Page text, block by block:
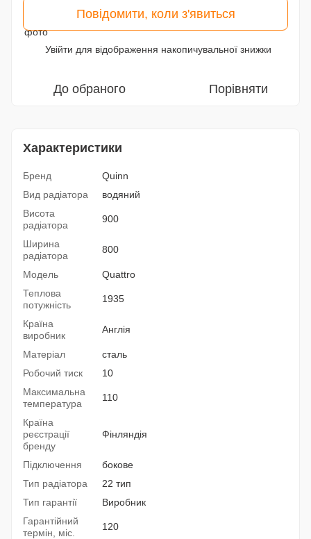
Повідомити, коли з'явиться
Увійти для відображення накопичувальної знижки
До обраного Порівняти
Характеристики
Бренд
Quinn
Вид радіатора
водяний
Висота
радіатора
900
Ширина
радіатора
800
Модель
Quattro
Теплова
потужність
1935
Країна
виробник
Англія
Матеріал
сталь
Робочий тиск
10
Максимальна
температура
110
Країна
реєстрації
бренду
Фінляндія
Підключення
бокове
Тип радіатора
22 тип
Тип гарантії
Виробник
Гарантійний
термін, міс.
120